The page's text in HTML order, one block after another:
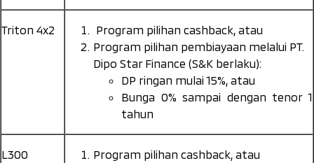
Triton 4x2
Program pilihan cashback, atau
Program pilihan pembiayaan melalui PT.
Dipo Star Finance (S&K berlaku):
DP ringan mulai 15%, atau
Bunga 0% sampai dengan tenor 1
tahun
L300
Program pilihan cashback, atau